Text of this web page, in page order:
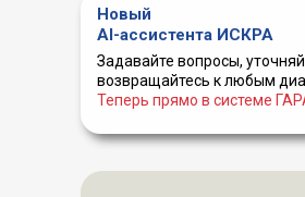
Новый
AI-ассистента ИСКРА
Задавайте вопросы,
возвращайтесь к любым
Теперь прямо в системе